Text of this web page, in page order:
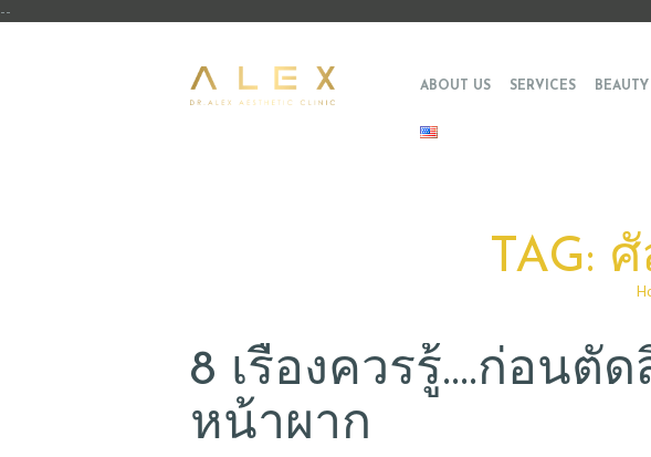
--
ABOUT US SERVICES
TAG:
8 เรื่องควรรู้….ก่อนตัด
หน้าผาก